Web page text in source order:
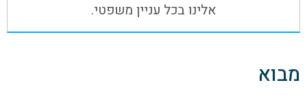
אלינו בכל עניין משפטי.
מבוא